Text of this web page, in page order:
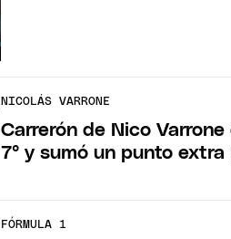
NICOLÁS VARRONE
Carrerón de Nico
7° y sumó un punto
FÓRMULA 1